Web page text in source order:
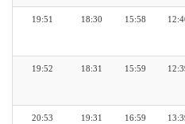
15:58
18:30
19:51
15:59
18:31
19:52
16:59
19:31
20:53